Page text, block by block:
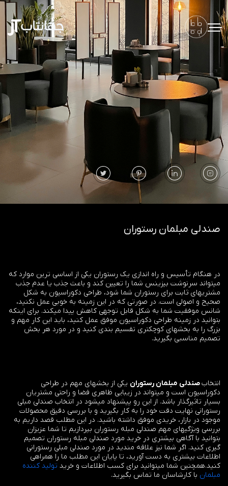
صندلی مبلمان رستوران
در هنگام تأسیس و راه اندازی یک رستوران یکی از اساسی ترین موارد که
میتواند سرنوشت بیزینس شما را تعیین کند و باعث جذب یا عدم جذب
مشتریهای ثابت برای رستوران شما شود، طراحی دکوراسیون به شکل
صحیح و اصولی است. در صورتی که در این زمینه به خوبی عمل نکنید،
شانس موفقیت شما به شکل قابل توجهی کاهش پیدا میکند. برای اینکه
بتوانید در زمینه طراحی دکوراسیون موفق عمل کنید، باید این کار مهم و
بزرگ را به بخشهای کوچکتری تقسیم بندی کنید و در مورد هر بخش
تصمیم مناسبی بگیرید.
انتخابصندلی مبلمان رستوران یکی از بخشهای مهم در طراحی
دکوراسیون است و میتواند در زیبایی ظاهری فضا و راحتی مشتریان
بسیار تاثیرگذار باشد. از این رو پیشنهاد میشود در انتخاب صندلی مبلی
رستورانی نهایت دقت خود را به کار بگیرید و با بررسی دقیق محصولات
موجود در بازار، خریدی موفق داشته باشید. در این مطلب قصد داریم به
بررسی ویژگیهای مهم صندلی مبله رستوران بپردازیم تا شما عزیزان
بتوانید با آگاهی بیشتری در خرید مورد صندلی مبله رستوران تصمیم
گیری کنید. اگر شما نیز علاقه مندید در مورد صندلی مبلی رستورانی
اطلاعات بیشتری به دست آورید، تا پایان این مطلب ما را همراهی
کنید.همچنین شما میتوانید برای کسب اطلاعات و خرید تولید کننده
مبلمان با کارشاسان ما تماس بگیرید.